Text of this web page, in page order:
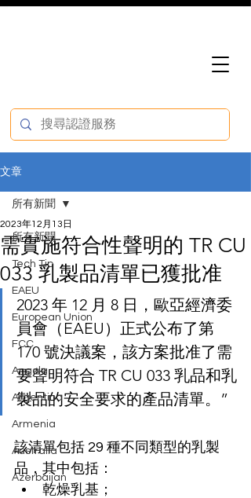
文章
所有新聞
Tech Tip
EAEU
European Union
FCC
Angola
Argentina
Armenia
Australia
Azerbaijan
所有新聞
需實施符合性聲明的 TR CU
033 乳製品清單已獲批准
2023年12月13日
2023 年 12 月 8 日，歐亞經濟委
員會（EAEU）正式公布了第
170 號決議案，該方案批准了需
要聲明符合 TR CU 033 乳品和乳
製品的安全要求的產品清單。”
該清單包括 29 種不同類型的乳製
品，其中包括：
乾燥乳基；